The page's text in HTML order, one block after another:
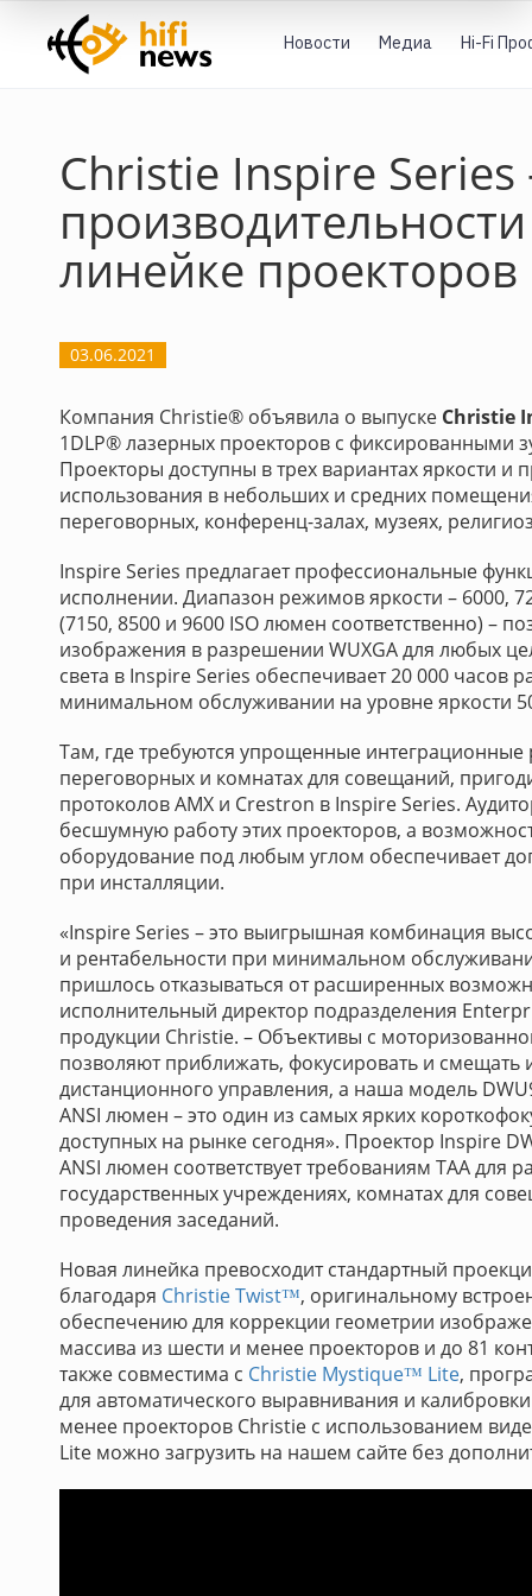
Новости Медиа Hi-Fi
Christie Inspire Series
линейке проекторов
03.06.2021
Компания Christie® объявила о выпуске Christie
1DLP® лазерных проекторов с фиксированными
Проекторы доступны в трех вариантах яркости и
использования в небольших и средних
переговорных, конференц-залах, музеях,
Inspire Series предлагает профессиональные
исполнении. Диапазон режимов яркости – 6000,
(7150, 8500 и 9600 ISO люмен соответственно) –
изображения в разрешении WUXGA для любых
света в Inspire Series обеспечивает 20 000 часов
минимальном обслуживании на уровне яркости
Там, где требуются упрощенные
переговорных и комнатах для совещаний,
протоколов AMX и Crestron в Inspire Series.
бесшумную работу этих проекторов, а
оборудование под любым углом обеспечивает
при инсталляции.
«Inspire Series – это выигрышная комбинация
и рентабельности при минимальном
пришлось отказываться от расширенных
исполнительный директор подразделения
продукции Christie. – Объективы с
позволяют приближать, фокусировать и смещать
дистанционного управления, а наша модель
ANSI люмен – это один из самых ярких
доступных на рынке сегодня». Проектор Inspire
ANSI люмен соответствует требованиям TAA для
государственных учреждениях, комнатах для
проведения заседаний.
Новая линейка превосходит стандартный
благодаря Christie Twist™, оригинальному
обеспечению для коррекции геометрии
массива из шести и менее проекторов и до 81
также совместима с Christie Mystique™ Lite,
для автоматического выравнивания и
менее проекторов Christie с использованием
Lite можно загрузить на нашем сайте без